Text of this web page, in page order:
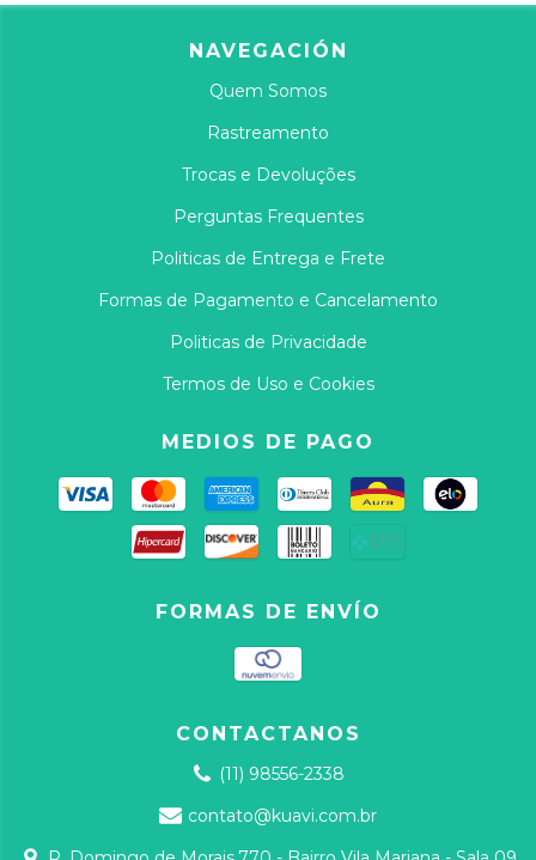
NAVEGACIÓN
Quem Somos
Rastreamento
Trocas e Devoluções
Perguntas Frequentes
Politicas de Entrega e Frete
Formas de Pagamento e Cancelamento
Politicas de Privacidade
Termos de Uso e Cookies
MEDIOS DE PAGO
FORMAS DE ENVÍO
CONTACTANOS
(11) 98556-2338
contato@kuavi.com.br